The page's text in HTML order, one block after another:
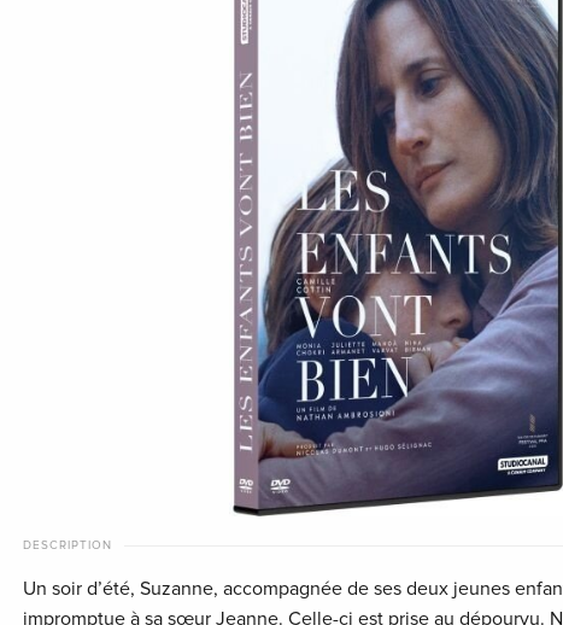
DESCRIPTION
Un soir d’été, Suzanne, accompagnée de ses deux jeunes
impromptue à sa sœur Jeanne. Celle-ci est prise au dépourvu.